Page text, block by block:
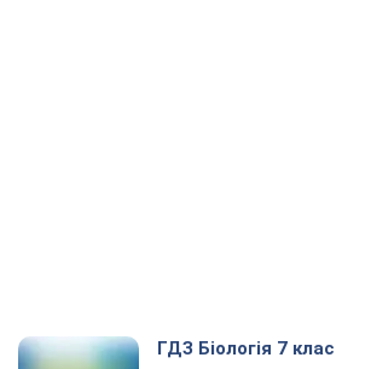
ГДЗ Біологія 7 клас